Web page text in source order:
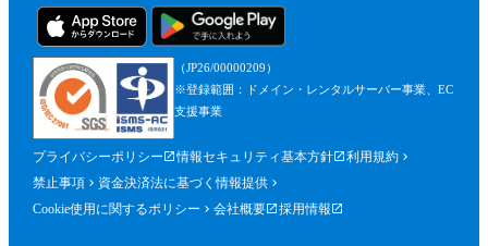
（JP26/00000209）
※登録範囲：ドメイン・レンタルサーバー事業、EC
支援事業
プライバシーポリシー 情報セキュリティ基本方針
利用規約
禁止事項
資金決済法に基づく情報提供
Cookie使用に関するポリシー
会社概要 採用情報